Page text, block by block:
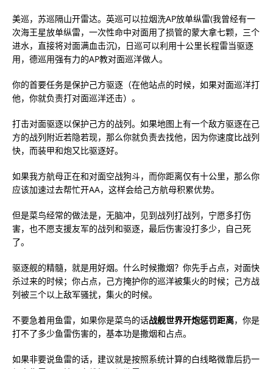
美巡，苏巡隔山开雷达。英巡可以拉烟洗AP放单纵雷(我曾经有一
次海王星放单纵雷，一次性命中对面用了损管的蒙大拿七颗，三个
进水，直接将对面满血击沉)，日巡可以利用十公里长程雷当驱逐
用，德巡用强有力的AP教对面巡洋做人。
你的首要任务是保护己方驱逐（在他站点的时候，如果对面巡洋打
他，你就负责打对面巡洋还击）。
打击对面驱逐以保护己方的战列。如果地图上有一个敌方驱逐在己
方的战列附近若隐若现，那么你就负责去找他，因为你速度比战列
快，而装甲和炮又比驱逐好。
如果我方航母正在和对面空战狗斗，而你距离仅有十公里，那么你
应该加速过去帮忙开AA，这样会给己方航母积累优势。
但是菜鸟经常的做法是，无脑冲，见到战列打战列，宁愿多打伤
害，也不愿支援友军的战列和驱逐，最后伤害没打多少，自己死
了。
驱逐舰的精髓，就是用好烟。什么时候撒烟？你先手占点，对面快
杀过来的时候；你占点，己方掩护你的巡洋被集火的时候；己方战
列被三个以上敌军骚扰，集火的时候。
不要急着用鱼雷，如果你是菜鸟的话战舰世界开炮惩罚距离，你是
打不了多少鱼雷伤害的，基本功是撒烟和占点。
如果非要说鱼雷的话，建议就是按照系统计算的白线略微靠后扔一